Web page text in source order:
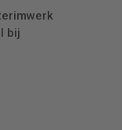
bij